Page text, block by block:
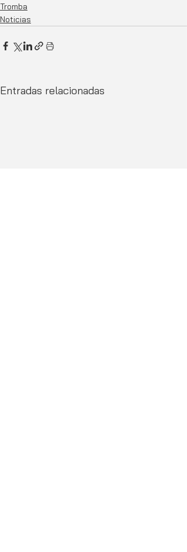
Tromba
Noticias
Entradas relacionadas